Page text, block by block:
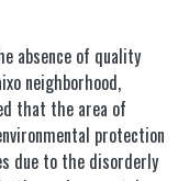
absence of quality
neighborhood,
that the area of
protection
due to the disorderly